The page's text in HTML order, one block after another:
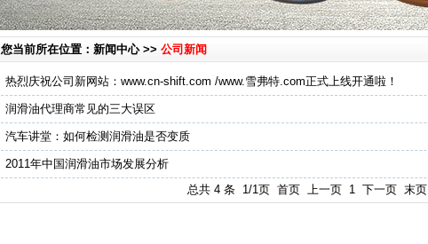
您当前所在位置：新闻中心 >> 公司新闻
热烈庆祝公司新网站：www.cn-shift.com /www.雪弗特.com正式上线开通啦！
润滑油代理商常见的三大误区
汽车讲堂：如何检测润滑油是否变质
2011年中国润滑油市场发展分析
总共 4 条 1/1页 首页 上一页 1下一页 末页